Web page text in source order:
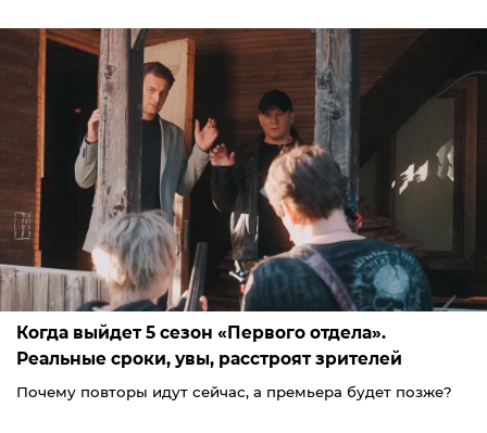
Когда выйдет 5 сезон «Первого отдела».
Реальные сроки, увы, расстроят зрителей
Почему повторы идут сейчас, а премьера будет позже?